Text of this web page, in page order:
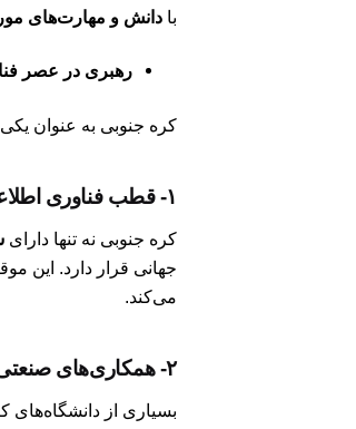
بادانش و مهارت‌های مورد
رهبری در عصر
کره جنوبی به عنوان
۱- قطب فناوری اطلاعات (ICT):
کره جنوبی نه تنها دارای
می‌کند.
۲- همکاری‌های صنعتی:
بسیاری از دانشگاه‌های